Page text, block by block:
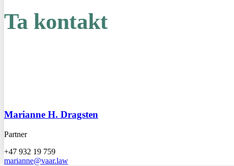
Ta kontakt
Marianne H. Dragsten
Partner
+47 932 19 759
marianne@vaar.law